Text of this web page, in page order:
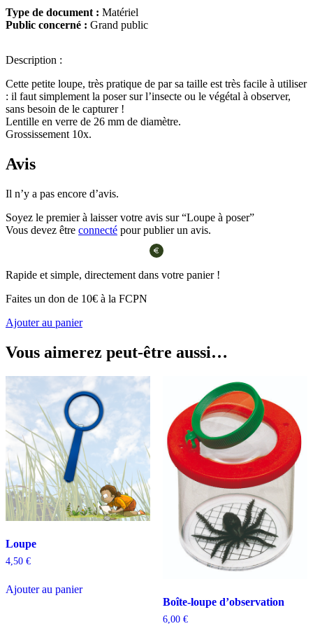
Type de document : Matériel
Public concerné : Grand public
Description :
Cette petite loupe, très pratique de par sa taille est très facile à utiliser
: il faut simplement la poser sur l’insecte ou le végétal à observer,
sans besoin de le capturer !
Lentille en verre de 26 mm de diamètre.
Grossissement 10x.
Avis
Il n’y a pas encore d’avis.
Soyez le premier à laisser votre avis sur “Loupe à poser”
Vous devez être connecté pour publier un avis.
Rapide et simple, directement dans votre panier !
Faites un don de 10€ à la FCPN
Ajouter au panier
Vous aimerez peut-être aussi…
Loupe
4,50 €
Ajouter au panier
Boîte-loupe d’observation
6,00 €